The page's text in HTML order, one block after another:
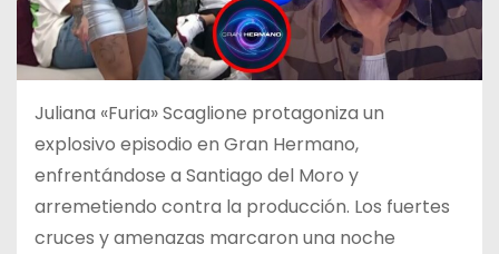
Juliana «Furia» Scaglione protagoniza un
explosivo episodio en Gran Hermano,
enfrentándose a Santiago del Moro y
arremetiendo contra la producción. Los fuertes
cruces y amenazas marcaron una noche